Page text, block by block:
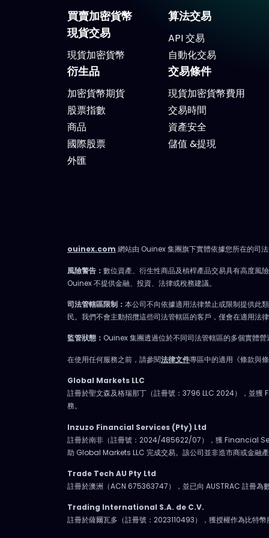
買賣加密貨幣
現貨交易
現貨加密貨幣
衍生品
加密貨幣期貨
股票指數
商品
國際股票
外匯
算法交易
API 交易
自動化交易
交易條件
現貨加密貨幣費用
交易時間
資產安全
儲值 &提現
ouinex.com 網站由 Ouinex 集團旗下實體依據您所在的司
風險警告： 數位資產、衍生性商品及槓桿產品交易具有高度風
Ouinex 不提供金融、投資、法律或稅務建議。
司法管轄區限制： 本公司不向依據適用法律禁止或限制提供此
民。我們不會主動招攬這些司法管轄區的客戶，僅會在適用法
監管狀態： Ouinex 集團透過位於不同司法管轄區的多個實體
在使用任何服務之前，請參閱法律文件專區中的適用《條款與
Global Markets LLC
註冊於聖文森及格瑞那丁（註冊號：3796 LLC 2024），並
務。
Inzuzo Financial Services (Pty) Ltd
註冊於南非（註冊號：2024/485622/07），獲 Financial
助 Global Markets LLC 完成交易。該公司並非造市商或金融
Trade Tech AU Pty Ltd
註冊於澳洲（ACN 675363747），並已向 AUSTRAC 註冊
Trading International S.A. de C.V.
註冊於薩爾瓦多（註冊號：2023110493），獲授權作為比特幣